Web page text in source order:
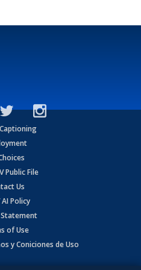
Public File
Us
AI Policy
Statement
of Use
y Coniciones de Uso